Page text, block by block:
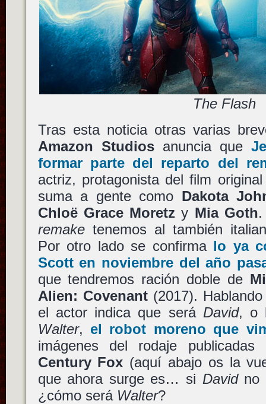
The Flash
Tras esta noticia otras varias
Amazon Studiosanuncia que
formar parte del reparto del
actriz, protagonista del film
suma a gente como Dakota
Chloë Grace Moretz y Mia Goth
remaketenemos al también
Por otro lado se confirma lo ya
Scotten noviembre del año
que tendremos ración doble de
Alien: Covenant(2017).
el actor indica que será David, o
Walter, el robot moreno que
imágenes del rodaje
Century Fox (aquí abajo os la
que ahora surge es… si Davidno
¿cómo será Walter?